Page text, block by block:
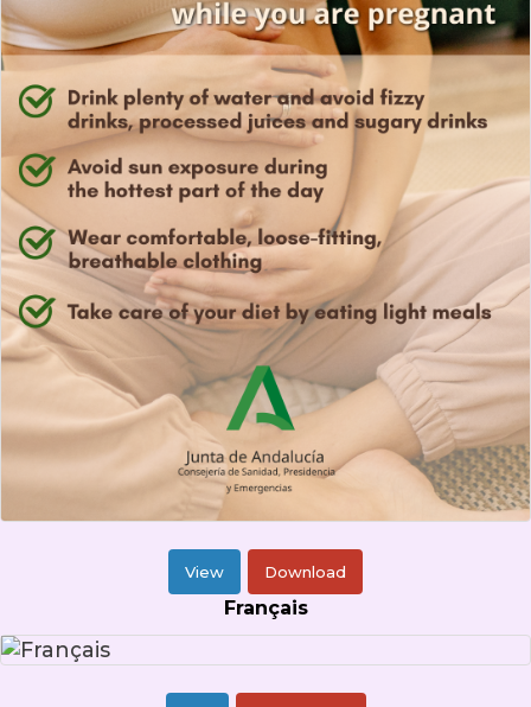
View Download
Français